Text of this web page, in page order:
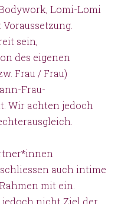
Lomi-Lomi
sein,
des eigenen
Frau / Frau)
Frau-
Wir achten jedoch
auch intime
mit ein.
jedoch nicht Ziel der